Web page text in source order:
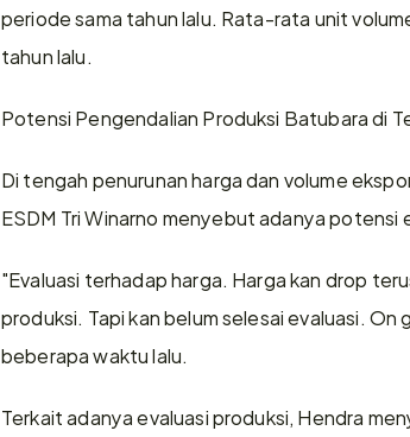
periode sama tahun lalu. Rata-rata unit
tahun lalu.
Potensi Pengendalian Produksi Batubara di
Di tengah penurunan harga dan volume
ESDM Tri Winarno menyebut adanya
"Evaluasi terhadap harga. Harga kan drop
produksi. Tapi kan belum selesai evaluasi.
beberapa waktu lalu.
Terkait adanya evaluasi produksi, Hendra